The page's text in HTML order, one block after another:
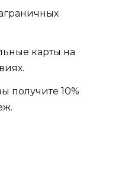
карты на
получите 10%